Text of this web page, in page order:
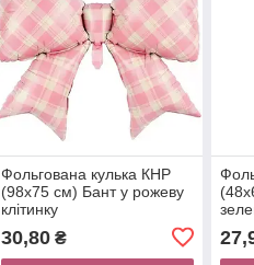
Фольгована кулька КНР
(98х75 см) Бант у рожеву
клітинку
30,80₴